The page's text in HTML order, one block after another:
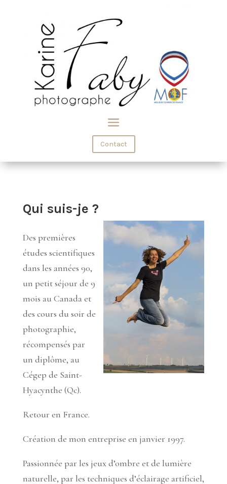
Contact
Qui suis-je ?
Des premières
études scientifiques
dans les années 90,
un petit séjour de 9
mois au Canada et
des cours du soir de
photographie,
récompensés par
un diplôme, au
Cégep de Saint-
Hyacynthe (Qc).
Retour en France.
Création de mon entreprise en janvier 1997.
Passionnée par les jeux d’ombre et de lumière
naturelle, par les techniques d’éclairage artificiel,